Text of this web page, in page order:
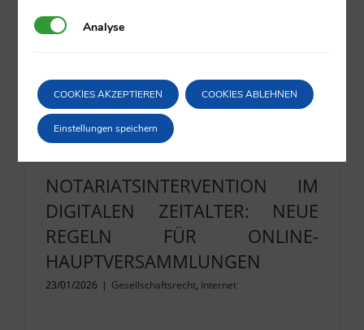
NOTARIATSINTERVENTION IM
DIGITALEN ZEITALTER: NEUE
REGELN FÜR ONLINE-
HAUPTVERSAMMLUNGEN
23/01/2026 | Gesellschaftsrecht, Internet
Analyse Analyse
COOKIES AKZEPTIEREN COOKIES ABLEHNEN
Einstellungen speichern